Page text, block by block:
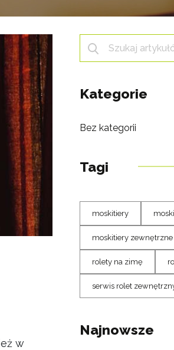
w
Search:
Kategorie
Bez kategorii
Tagi
moskitiery
moskitiery zewnętrzne
rolety na zimę
serwis rolet
Najnowsze